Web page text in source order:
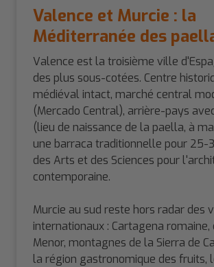
Valence et Murcie : la
Méditerranée des
Valence est la troisième ville
des plus sous-cotées. Centre
médiéval intact, marché central
(Mercado Central), arrière-pays
(lieu de naissance de la paella, à
une barraca traditionnelle pour 25-
des Arts et des Sciences pour
contemporaine.
Murcie au sud reste hors radar des
internationaux : Cartagena romaine,
Menor, montagnes de la Sierra de
la région gastronomique des fruits,